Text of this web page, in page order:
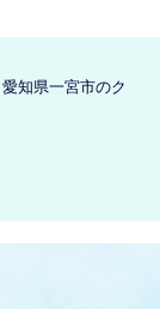
知県一宮市のクリ